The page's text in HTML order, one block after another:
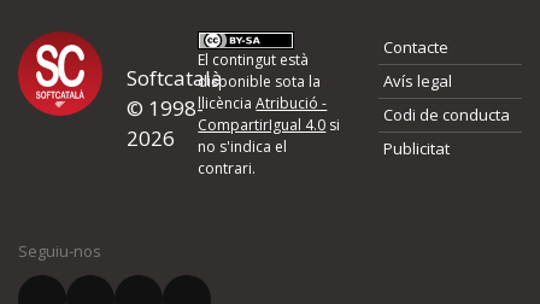
Proposeu-nos millores o
d'errors
Si heu trobat un error o voleu proposar alguna millora, ompliu els
quina és la millora que proposeu o l'error del qual voleu informar-
Softcatalà
© 1998-
2026
El contingut està
disponible sota la
llicènciaAtribució -
CompartirIgual 4.0 si
no s'indica el
contrari.
Contacte
Avís legal
Codi de conducta
Publicitat
Seguiu-nos